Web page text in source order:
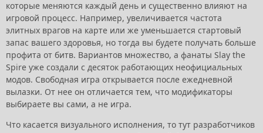
которые меняются каждый день и существенно влияют на
игровой процесс. Например, увеличивается частота
элитных врагов на карте или же уменьшается стартовый
запас вашего здоровья, но тогда вы будете получать больше
профита от битв. Вариантов множество, а фанаты Slay the
Spire уже создали с десяток работающих неофициальных
модов. Свободная игра открывается после ежедневной
вылазки. От нее он отличается тем, что модификаторы
выбираете вы сами, а не игра.
Что касается визуального исполнения, то тут разработчиков